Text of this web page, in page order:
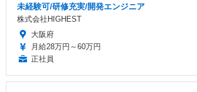
未経験可/研修充実/開発エンジニア
株式会社HIGHEST
大阪府
月給28万円～60万円
正社員